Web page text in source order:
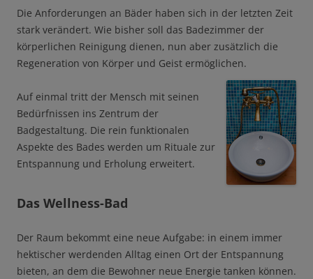
Die Anforderungen an Bäder haben sich in der letzten Zeit
stark verändert. Wie bisher soll das Badezimmer der
körperlichen Reinigung dienen, nun aber zusätzlich die
Regeneration von Körper und Geist ermöglichen.
Auf einmal tritt der Mensch mit seinen
Bedürfnissen ins Zentrum der
Badgestaltung. Die rein funktionalen
Aspekte des Bades werden um Rituale zur
Entspannung und Erholung erweitert.
Das Wellness-Bad
Der Raum bekommt eine neue Aufgabe: in einem immer
hektischer werdenden Alltag einen Ort der Entspannung
bieten, an dem die Bewohner neue Energie tanken können.